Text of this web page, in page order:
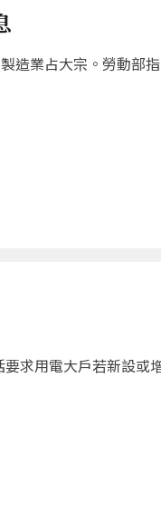
造業占大宗。勞動部
求用電大戶若新設或